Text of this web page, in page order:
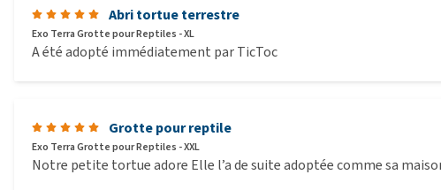
Abri tortue terrestre
Exo Terra Grotte pour Reptiles - XL
A été adopté immédiatement par TicToc
Grotte pour reptile
Exo Terra Grotte pour Reptiles - XXL
Notre petite tortue adore Elle l’a de suite adoptée comme sa